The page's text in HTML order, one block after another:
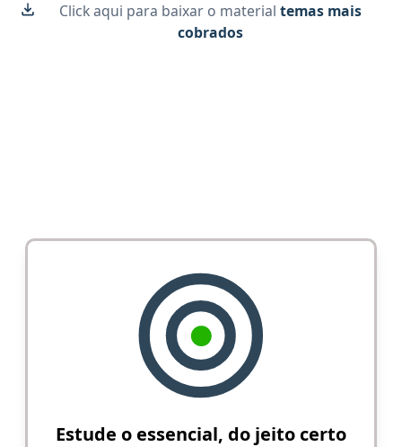
Click aqui para baixar o material temas mais
cobrados
Estude o essencial, do jeito certo